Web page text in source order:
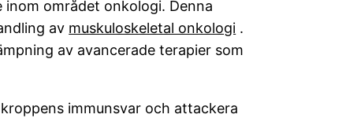
området onkologi. Denna
av muskuloskeletal onkologi .
av avancerade terapier som
immunsvar och attackera